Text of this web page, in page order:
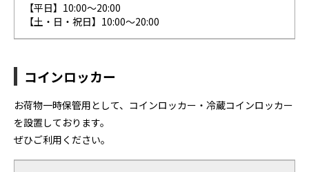
【平日】10:00〜20:00
【土・日・祝日】10:00〜20:00
コインロッカー
お荷物一時保管用として、コインロッカー・冷蔵コインロッカー
を設置しております。
ぜひご利用ください。